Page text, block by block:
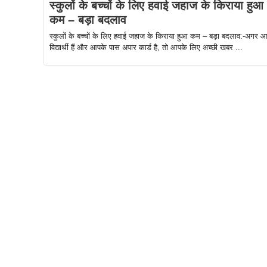
स्कुलों के बच्चों के लिए हवाई जहाज के किराया हुआ
कम – बड़ा बदलाव
स्कुलों के बच्चों के लिए हवाई जहाज के किराया हुआ कम – बड़ा बदलाव:-अगर
विद्यार्थी हैं और आपके पास अपार कार्ड है, तो आपके लिए अच्छी खबर ...